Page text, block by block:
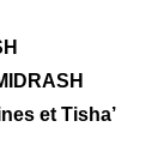
et Tisha’